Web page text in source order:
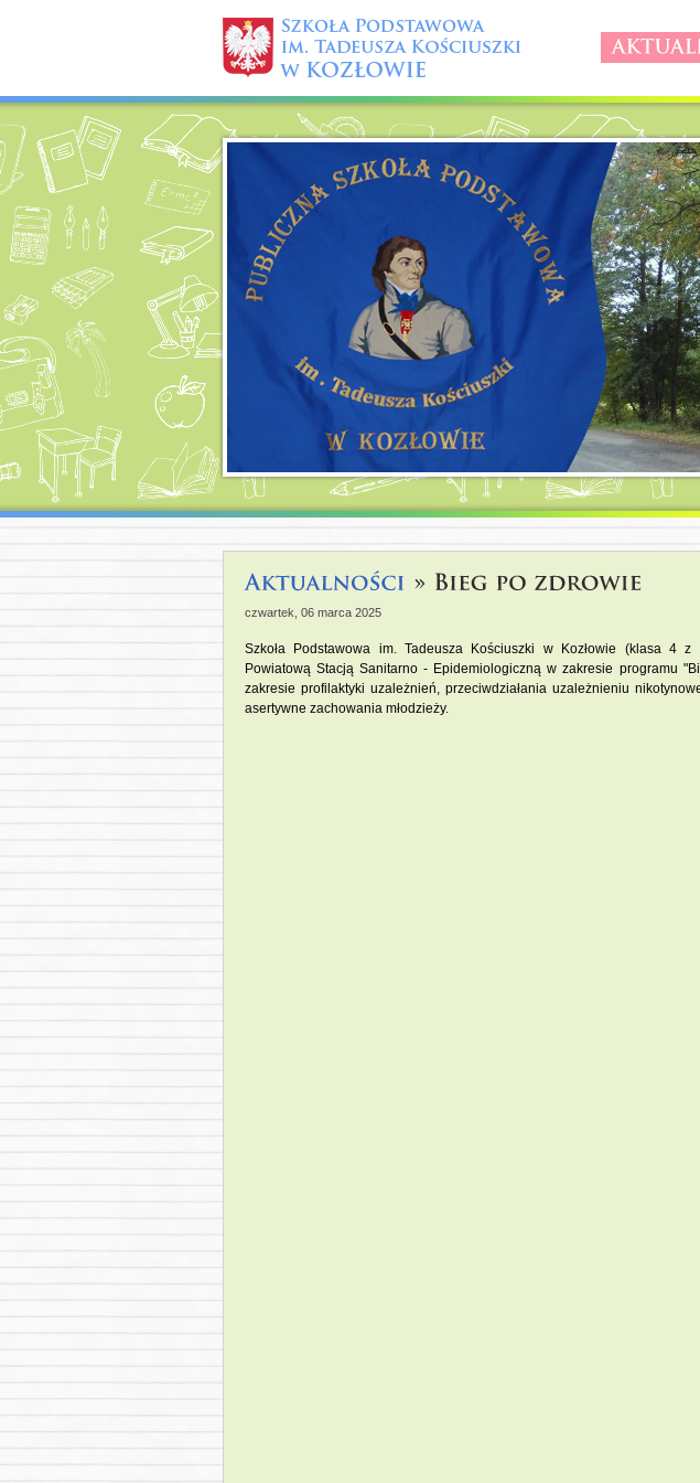
czwartek, 06 marca 2025
Szkoła Podstawowa im. Tadeusza Kościuszki w Kozłowie (klasa 4 z
Powiatową Stacją Sanitarno - Epidemiologiczną w zakresie programu
zakresie profilaktyki uzależnień, przeciwdziałania uzależnieniu
asertywne zachowania młodzieży.